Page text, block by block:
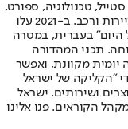
טכנולוגיה, ספורט,
כלכלה וצרכנות, בריאות, חיילים, אוכל, יהדות, תיירות ורכב. ב-2021 עלו
היום" בעברית, במטרה
תכני המהדורה
יומית מקוונת, ואפשר
"הקליקה של ישראל
ושירותים. ישראל
הקוראים. פנו אלינו